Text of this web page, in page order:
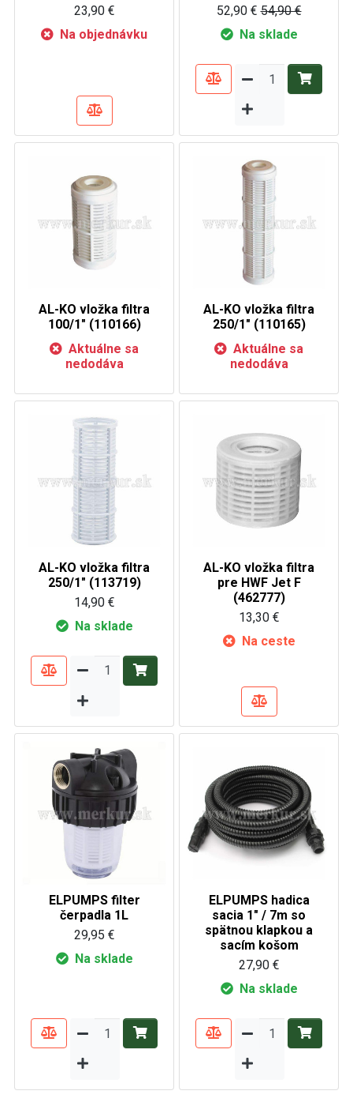
23,90 €
Na objednávku
52,90 € 54,90 €
Na sklade
AL-KO vložka filtra
100/1" (110166)
Aktuálne sa
nedodáva
AL-KO vložka filtra
250/1" (110165)
Aktuálne sa
nedodáva
AL-KO vložka filtra
250/1" (113719)
14,90 €
Na sklade
AL-KO vložka filtra
pre HWF Jet F
(462777)
13,30 €
Na ceste
ELPUMPS filter
čerpadla 1L
29,95 €
Na sklade
ELPUMPS hadica
sacia 1" / 7m so
spätnou klapkou a
sacím košom
27,90 €
Na sklade